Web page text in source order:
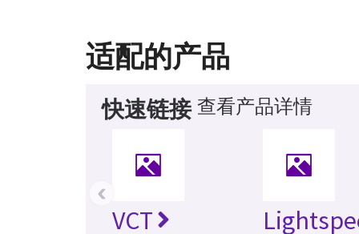
适配的产品
快速链接 查看产品详情
VCT
‹